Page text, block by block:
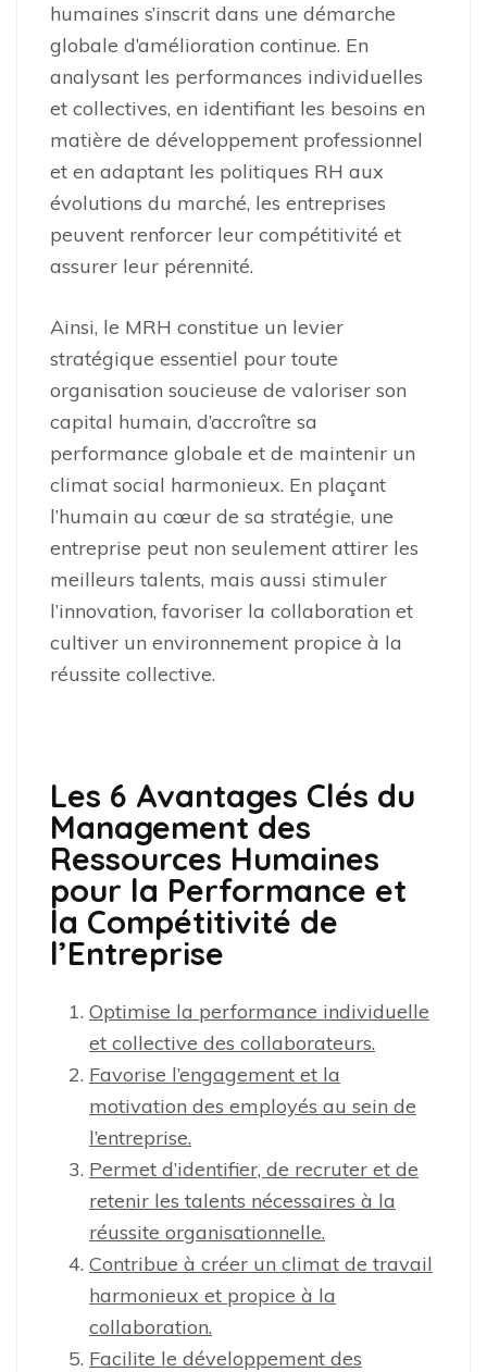
humaines s’inscrit dans une démarche
globale d’amélioration continue. En
analysant les performances individuelles
et collectives, en identifiant les besoins en
matière de développement professionnel
et en adaptant les politiques RH aux
évolutions du marché, les entreprises
peuvent renforcer leur compétitivité et
assurer leur pérennité.
Ainsi, le MRH constitue un levier
stratégique essentiel pour toute
organisation soucieuse de valoriser son
capital humain, d’accroître sa
performance globale et de maintenir un
climat social harmonieux. En plaçant
l’humain au cœur de sa stratégie, une
entreprise peut non seulement attirer les
meilleurs talents, mais aussi stimuler
l’innovation, favoriser la collaboration et
cultiver un environnement propice à la
réussite collective.
Les 6 Avantages Clés du
Management des
Ressources Humaines
pour la Performance et
la Compétitivité de
l’Entreprise
Optimise la performance individuelle
et collective des collaborateurs.
Favorise l’engagement et la
motivation des employés au sein de
l’entreprise.
Permet d’identifier, de recruter et de
retenir les talents nécessaires à la
réussite organisationnelle.
Contribue à créer un climat de travail
harmonieux et propice à la
collaboration.
Facilite le développement des